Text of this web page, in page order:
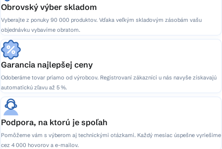
Obrovský výber skladom
Vyberajte z ponuky 90 000 produktov. Vďaka veľkým skladovým zásobám vašu
objednávku vybavíme obratom.
Garancia najlepšej ceny
Odoberáme tovar priamo od výrobcov. Registrovaní zákazníci u nás navyše získavajú
automatickú zľavu až 5 %.
Podpora, na ktorú je spoľah
Pomôžeme vám s výberom aj technickými otázkami. Každý mesiac úspešne vyriešime
cez 4 000 hovorov a e-mailov.